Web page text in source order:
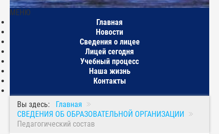
МЕНЮ
Главная
Новости
Сведения о лицее
Лицей сегодня
Учебный процесс
Наша жизнь
Контакты
Вы здесь:
Главная
СВЕДЕНИЯ ОБ ОБРАЗОВАТЕЛЬНОЙ ОРГАНИЗАЦИИ
Педагогический состав